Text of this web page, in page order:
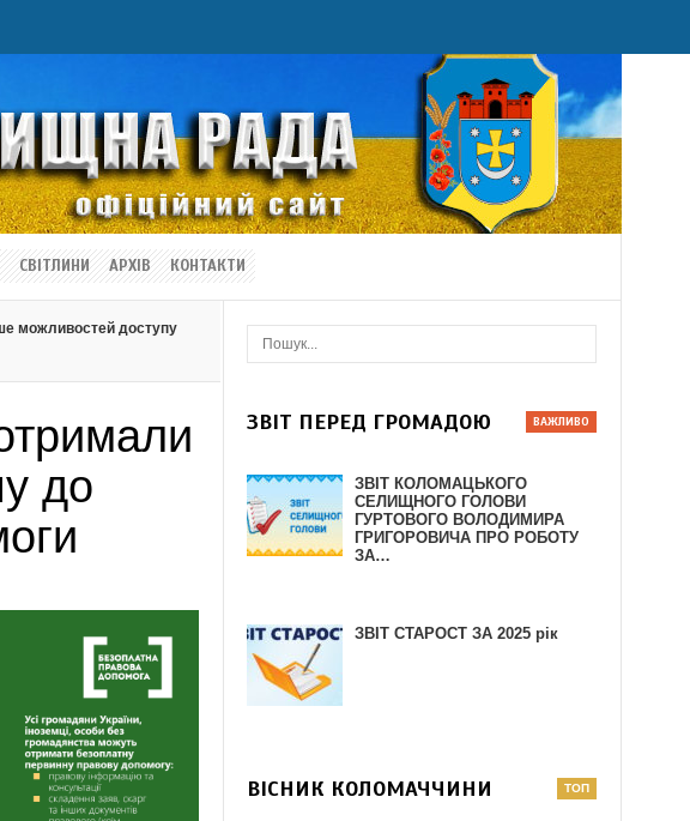
СВІТЛИНИ АРХІВ КОНТАКТИ
можливостей доступу
до
ЗВІТ ПЕРЕД ГРОМАДОЮ
ЗВІТ КОЛОМАЦЬКОГО
СЕЛИЩНОГО ГОЛОВИ
ГУРТОВОГО ВОЛОДИМИРА
ГРИГОРОВИЧА ПРО РОБОТУ
ЗА…
ЗВІТ СТАРОСТ ЗА 2025 рік
ВІСНИК КОЛОМАЧЧИНИ